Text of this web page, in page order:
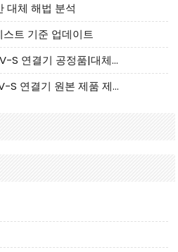
대체 해법 분석
스트 기준 업데이트
JST 연결기- JST NSHR-02V-S 연결기 공정품|대체품 제공
JST 연결기 - JST GHR-09V-S 연결기 원본 제품 제공 | 대체품 제공